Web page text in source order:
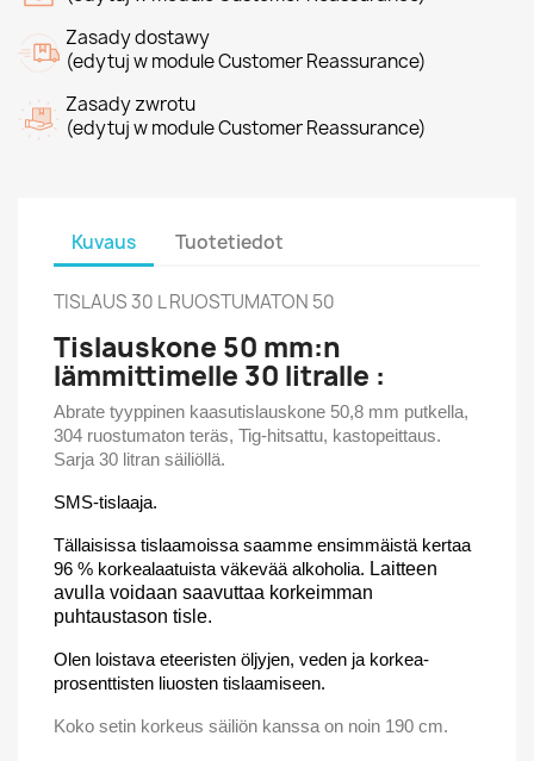
Zasady dostawy
(edytuj w module Customer Reassurance)
Zasady zwrotu
(edytuj w module Customer Reassurance)
Kuvaus Tuotetiedot
TISLAUS 30 L RUOSTUMATON 50
Tislauskone 50 mm:n
lämmittimelle 30 litralle :
Abrate tyyppinen kaasutislauskone 50,8 mm putkella,
304 ruostumaton teräs, Tig-hitsattu, kastopeittaus.
Sarja 30 litran säiliöllä.
SMS-tislaaja.
Tällaisissa tislaamoissa saamme ensimmäistä kertaa
96 % korkealaatuista väkevää alkoholia. Laitteen
avulla voidaan saavuttaa korkeimman
puhtaustason tisle.
Olen loistava eteeristen öljyjen, veden ja korkea-
prosenttisten liuosten tislaamiseen.
Koko setin korkeus säiliön kanssa on noin 190 cm.